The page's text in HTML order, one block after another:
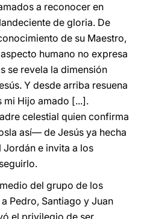
a reconocer en
de gloria. De
de su Maestro,
humano no expresa
se revela la dimensión
Y desde arriba resuena
mi Hijo amado [...].
celestial quien confirma
así— de Jesús ya hecha
Jordán e invita a los
del grupo de los
Pedro, Santiago y Juan
el privilegio de ser